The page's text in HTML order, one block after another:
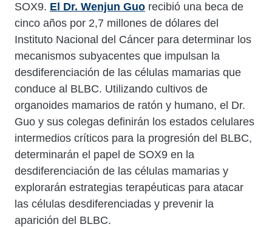
SOX9. El Dr. Wenjun Guo recibió una beca de
cinco años por 2,7 millones de dólares del
Instituto Nacional del Cáncer para determinar los
mecanismos subyacentes que impulsan la
desdiferenciación de las células mamarias que
conduce al BLBC. Utilizando cultivos de
organoides mamarios de ratón y humano, el Dr.
Guo y sus colegas definirán los estados celulares
intermedios críticos para la progresión del BLBC,
determinarán el papel de SOX9 en la
desdiferenciación de las células mamarias y
explorarán estrategias terapéuticas para atacar
las células desdiferenciadas y prevenir la
aparición del BLBC.